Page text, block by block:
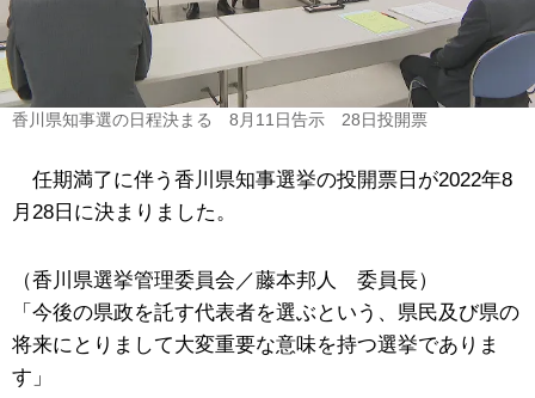
香川県知事選の日程決まる 8月11日告示 28日投開票
任期満了に伴う香川県知事選挙の投開票日が2022年8
月28日に決まりました。
（香川県選挙管理委員会／藤本邦人 委員長）
「今後の県政を託す代表者を選ぶという、県民及び県の
将来にとりまして大変重要な意味を持つ選挙でありま
す」